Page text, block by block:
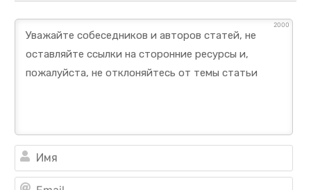
2000